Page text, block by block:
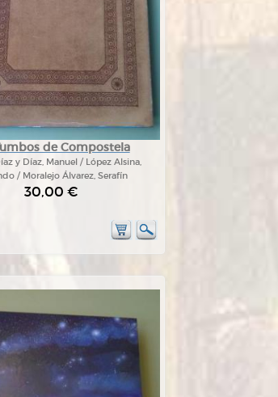
de Compostela
y Díaz, Manuel / López Alsina,
/ Moralejo Álvarez, Serafín
30,00 €